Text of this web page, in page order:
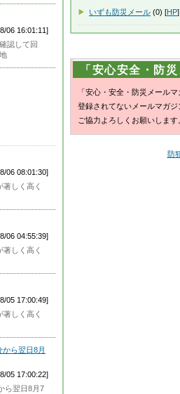
06 16:01:11]
認して回
06 08:01:30]
しく高く
06 04:55:39]
しく高く
05 17:00:49]
しく高く
ら翌日8月
05 17:00:22]
ら翌日8月7
いずも防災メール (0) [HP]
「安心安全・防
「安心・安全・防災メール
登録されてないメールマガジ
ご協力よろしくお願いします
防